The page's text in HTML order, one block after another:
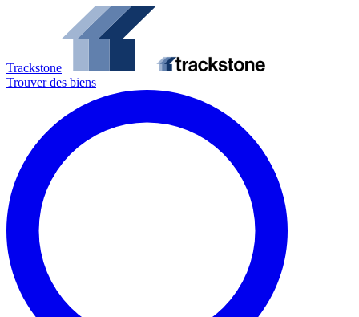
Trackstone
Trouver des biens